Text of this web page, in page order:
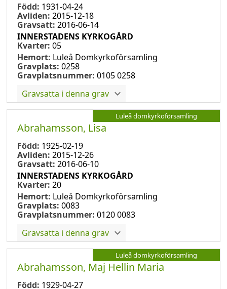
Född: 1931-04-24
Avliden: 2015-12-18
Gravsatt: 2016-06-14
INNERSTADENS KYRKOGÅRD
Kvarter: 05
Hemort: Luleå Domkyrkoförsamling
Gravplats: 0258
Gravplatsnummer: 0105 0258
Gravsatta i denna grav
Luleå domkyrkoförsamling
Abrahamsson, Lisa
Född: 1925-02-19
Avliden: 2015-12-26
Gravsatt: 2016-06-10
INNERSTADENS KYRKOGÅRD
Kvarter: 20
Hemort: Luleå Domkyrkoförsamling
Gravplats: 0083
Gravplatsnummer: 0120 0083
Gravsatta i denna grav
Luleå domkyrkoförsamling
Abrahamsson, Maj Hellin Maria
Född: 1929-04-27